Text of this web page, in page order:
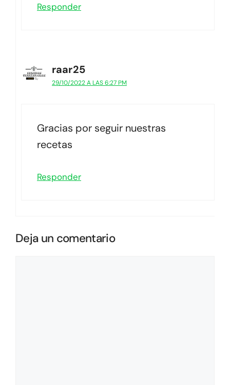
Responder
raar25
29/10/2022 A LAS 6:27 PM
Gracias por seguir nuestras
recetas
Responder
Deja un comentario